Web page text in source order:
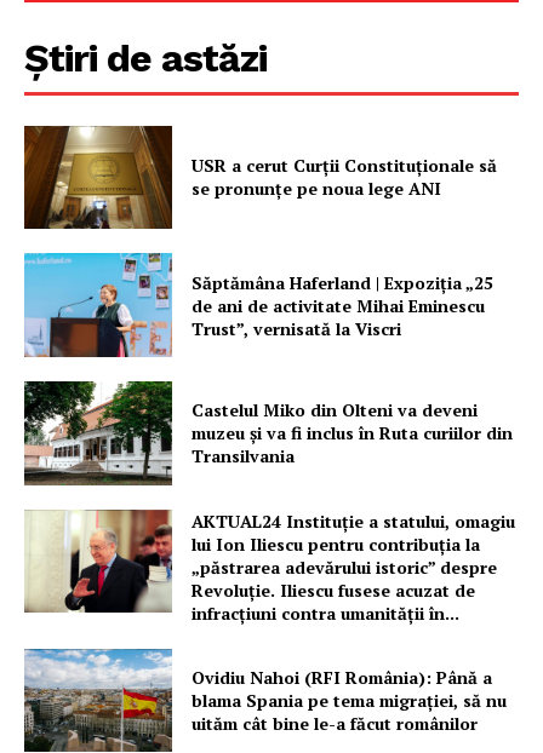
Știri de astăzi
USR a cerut Curții Constituționale să
se pronunțe pe noua lege ANI
Săptămâna Haferland | Expoziţia „25
de ani de activitate Mihai Eminescu
Trust”, vernisată la Viscri
Castelul Miko din Olteni va deveni
muzeu şi va fi inclus în Ruta curiilor din
Transilvania
AKTUAL24 Instituție a statului, omagiu
lui Ion Iliescu pentru contribuția la
„păstrarea adevărului istoric” despre
Revoluție. Iliescu fusese acuzat de
infracțiuni contra umanității în...
Ovidiu Nahoi (RFI România): Până a
blama Spania pe tema migrației, să nu
uităm cât bine le-a făcut românilor